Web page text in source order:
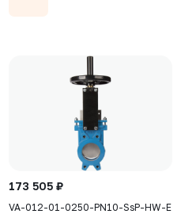
173 505 ₽
VA-012-01-0250-PN10-SsP-HW-E